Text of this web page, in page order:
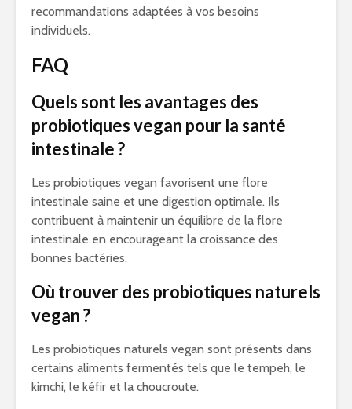
recommandations adaptées à vos besoins
individuels.
FAQ
Quels sont les avantages des
probiotiques vegan pour la santé
intestinale ?
Les probiotiques vegan favorisent une flore
intestinale saine et une digestion optimale. Ils
contribuent à maintenir un équilibre de la flore
intestinale en encourageant la croissance des
bonnes bactéries.
Où trouver des probiotiques naturels
vegan ?
Les probiotiques naturels vegan sont présents dans
certains aliments fermentés tels que le tempeh, le
kimchi, le kéfir et la choucroute.